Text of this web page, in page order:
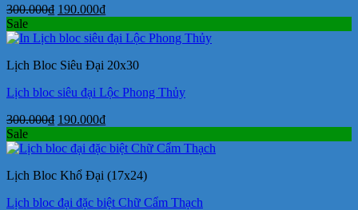
300.000₫ Giá
là:
190.000₫Giá
tại
190.000₫.
Sale
Lịch Bloc Siêu Đại 20x30
Lịch bloc siêu đại Lộc Phong Thủy
300.000₫ Giá
là:
190.000₫Giá
tại
190.000₫.
Sale
Lịch Bloc Khổ Đại (17x24)
Lịch bloc đại đặc biệt Chữ Cẩm Thạch